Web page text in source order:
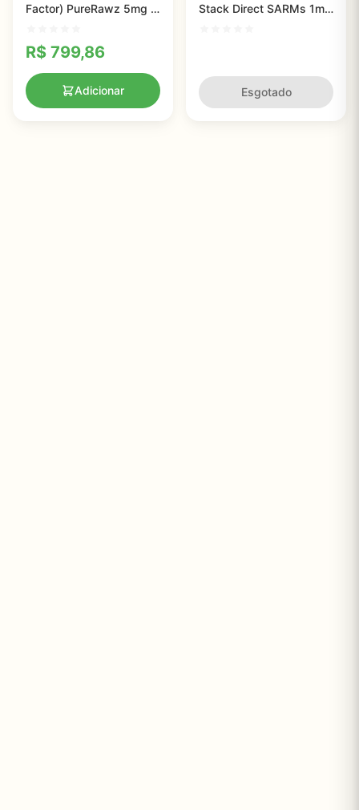
Factor) PureRawz 5mg -
99% de Pureza
R$ 799,86
Adicionar
Stack Direct SARMs 1mg
Esgotado